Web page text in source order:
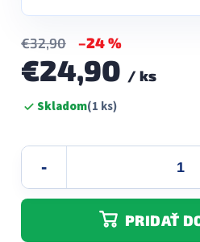
€32,90 –24 %
€24,90 / ks
Jednotková
cena:Skladom(1 ks)
PRIDAŤ